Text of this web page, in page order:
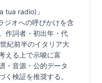
tua radio)」
ジオへの呼びかけを含
作詞者・初出年・代
紀前半のイタリア大
える上で示唆に富
・音源・公的データ
く検証を推奨する。